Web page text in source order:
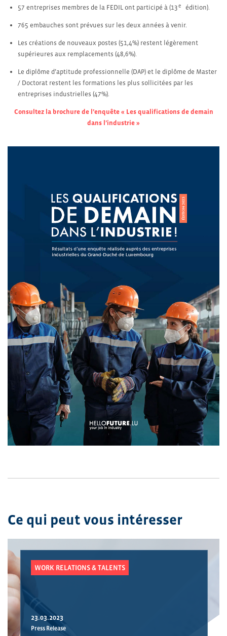
57 entreprises membres de la FEDIL ont participé à (13e édition).
765 embauches sont prévues sur les deux années à venir.
Les créations de nouveaux postes (51,4%) restent légèrement
supérieures aux remplacements (48,6%).
Le diplôme d’aptitude professionnelle (DAP) et le diplôme de Master
/ Doctorat restent les formations les plus sollicitées par les
entreprises industrielles (47%).
Consultez la brochure de l’enquête « Les qualifications de demain
dans l’industrie »
Ce qui peut vous intéresser
WORK RELATIONS & TALENTS
23.03.2023
Press Release